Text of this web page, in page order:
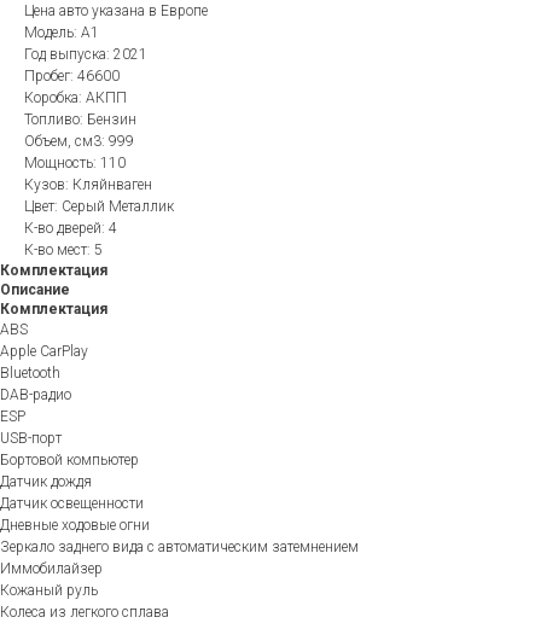
Цена авто указана в Европе
Модель: A1
Год выпуска: 2021
Пробег: 46600
Коробка: АКПП
Топливо: Бензин
Объем, см3: 999
Мощность: 110
Кузов: Кляйнваген
Цвет: Серый Металлик
К-во дверей: 4
К-во мест: 5
Комплектация
Описание
Комплектация
ABS
Apple CarPlay
Bluetooth
DAB-радио
ESP
USB-порт
Бортовой компьютер
Датчик дождя
Датчик освещенности
Дневные ходовые огни
Зеркало заднего вида с автоматическим затемнением
Иммобилайзер
Кожаный руль
Колеса из легкого сплава